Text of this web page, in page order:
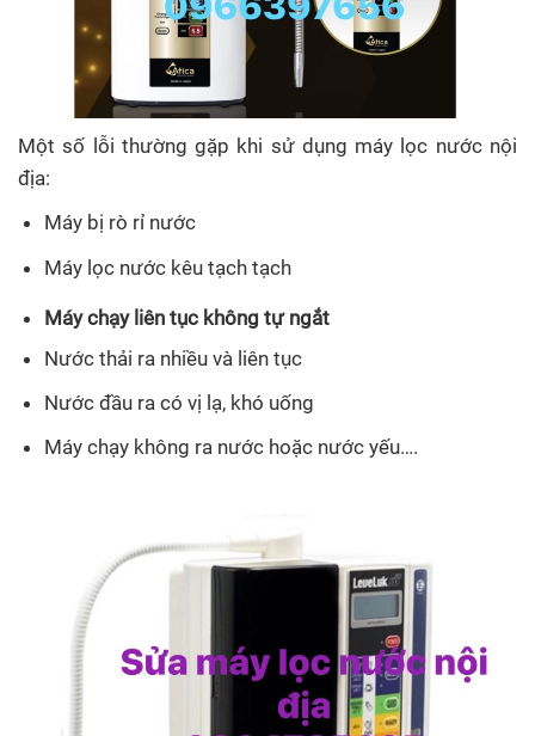
Một số lỗi thường gặp khi sử dụng máy lọc nước nội
địa:
Máy bị rò rỉ nước
Máy lọc nước kêu tạch tạch
Máy chạy liên tục không tự ngắt
Nước thải ra nhiều và liên tục
Nước đầu ra có vị lạ, khó uống
Máy chạy không ra nước hoặc nước yếu….